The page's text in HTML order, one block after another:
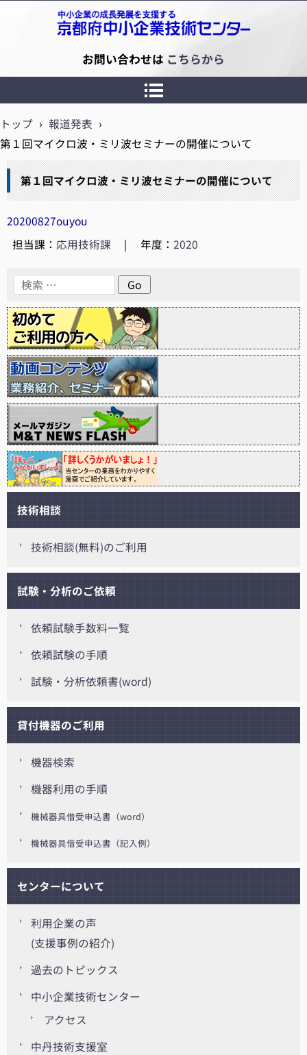
京都府中小企業技術センター
お問い合わせは こちらから
トップ › 報道発表 ›
第１回マイクロ波・ミリ波セミナーの開催について
第１回マイクロ波・ミリ波セミナーの開催について
20200827ouyou
担当課： 応用技術課 | 年度：2020
技術相談
技術相談(無料)のご利用
試験・分析のご依頼
依頼試験手数料一覧
依頼試験の手順
試験・分析依頼書(word)
貸付機器のご利用
機器検索
機器利用の手順
機械器具借受申込書（word）
機械器具借受申込書（記入例）
センターについて
利用企業の声
(支援事例の紹介)
過去のトピックス
中小企業技術センター
アクセス
中丹技術支援室